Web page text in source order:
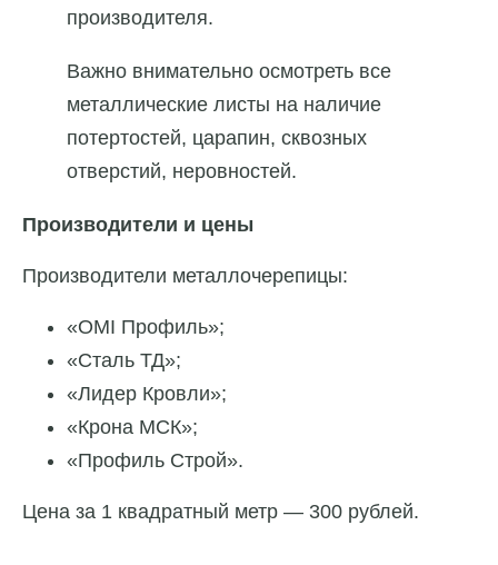
производителя.
Важно внимательно осмотреть все
металлические листы на наличие
потертостей, царапин, сквозных
отверстий, неровностей.
Производители и цены
Производители металлочерепицы:
«OMI Профиль»;
«Сталь ТД»;
«Лидер Кровли»;
«Крона МСК»;
«Профиль Строй».
Цена за 1 квадратный метр — 300 рублей.